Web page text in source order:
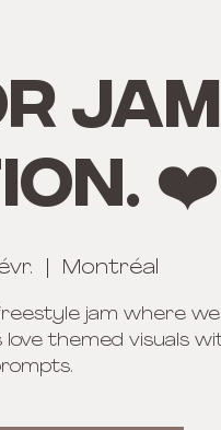
❤️
Montréal
jam where we
themed visuals